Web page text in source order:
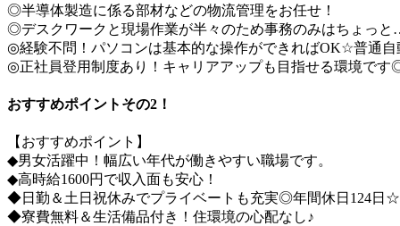
◎半導体製造に係る部材などの物流管理をお任せ！
◎デスクワークと現場作業が半々のため事務のみはちょっ
◎経験不問！パソコンは基本的な操作ができればOK☆普通
◎正社員登用制度あり！キャリアアップも目指せる環境です
おすすめポイントその2！
【おすすめポイント】
◆男女活躍中！幅広い年代が働きやすい職場です。
◆高時給1600円で収入面も安心！
◆日勤＆土日祝休みでプライベートも充実◎年間休日124日☆
◆寮費無料＆生活備品付き！住環境の心配なし♪